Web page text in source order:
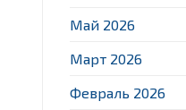
Май 2026
Март 2026
Февраль 2026